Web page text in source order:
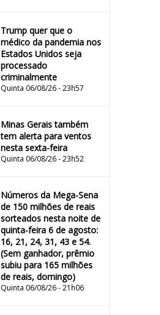
Trump quer que o
médico da pandemia nos
Estados Unidos seja
processado
criminalmente
Quinta 06/08/26 - 23h57
Minas Gerais também
tem alerta para ventos
nesta sexta-feira
Quinta 06/08/26 - 23h52
Números da Mega-Sena
de 150 milhões de reais
sorteados nesta noite de
quinta-feira 6 de agosto:
16, 21, 24, 31, 43 e 54.
(Sem ganhador, prêmio
subiu para 165 milhões
de reais, domingo)
Quinta 06/08/26 - 21h06